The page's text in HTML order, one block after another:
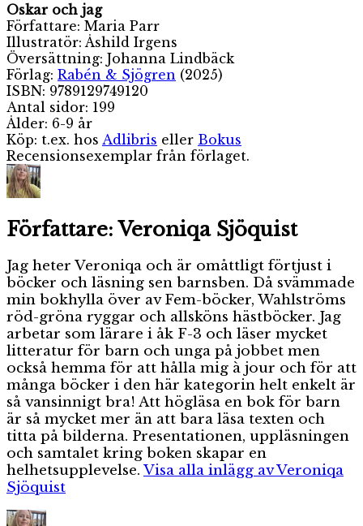
Oskar och jag
Författare: Maria Parr
Illustratör: Åshild Irgens
Översättning: Johanna Lindbäck
Förlag: Rabén & Sjögren (2025)
ISBN: 9789129749120
Antal sidor: 199
Ålder: 6-9 år
Köp: t.ex. hos Adlibris eller Bokus
Recensionsexemplar från förlaget.
Författare: Veroniqa Sjöquist
Jag heter Veroniqa och är omåttligt förtjust i
böcker och läsning sen barnsben. Då svämmade
min bokhylla över av Fem-böcker, Wahlströms
röd-gröna ryggar och allsköns hästböcker. Jag
arbetar som lärare i åk F-3 och läser mycket
litteratur för barn och unga på jobbet men
också hemma för att hålla mig à jour och för att
många böcker i den här kategorin helt enkelt är
så vansinnigt bra! Att högläsa en bok för barn
är så mycket mer än att bara läsa texten och
titta på bilderna. Presentationen, uppläsningen
och samtalet kring boken skapar en
helhetsupplevelse. Visa alla inlägg av Veroniqa
Sjöquist
Författare